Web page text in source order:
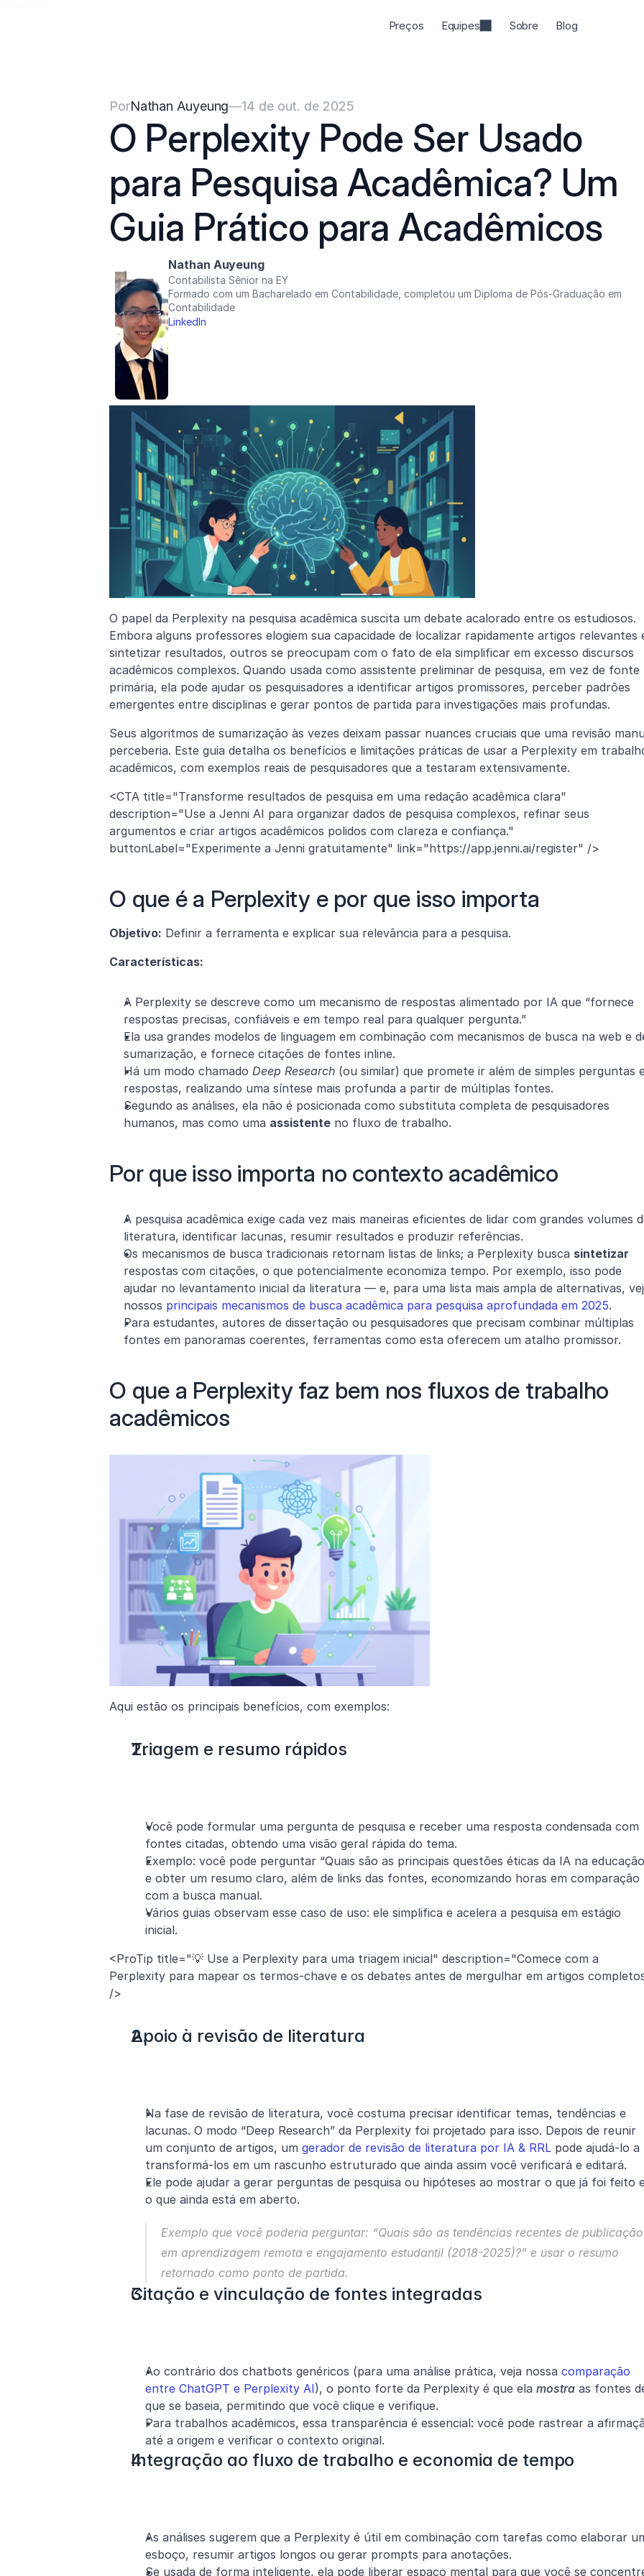
Preços Equipes Sobre Blog
PorNathan Auyeung—14 de out. de 2025
O Perplexity Pode Ser Usado
para Pesquisa Acadêmica? Um
Guia Prático para Acadêmicos
Nathan Auyeung
Contabilista Sênior na EY
Formado com um Bacharelado em Contabilidade, completou um Diploma de Pós-Graduação em
Contabilidade
LinkedIn
O papel da Perplexity na pesquisa acadêmica suscita um debate acalorado entre os estudiosos.
Embora alguns professores elogiem sua capacidade de localizar rapidamente artigos relevantes
sintetizar resultados, outros se preocupam com o fato de ela simplificar em excesso discursos
acadêmicos complexos. Quando usada como assistente preliminar de pesquisa, em vez de fonte
primária, ela pode ajudar os pesquisadores a identificar artigos promissores, perceber padrões
emergentes entre disciplinas e gerar pontos de partida para investigações mais profundas.
Seus algoritmos de sumarização às vezes deixam passar nuances cruciais que uma revisão
perceberia. Este guia detalha os benefícios e limitações práticas de usar a Perplexity em
acadêmicos, com exemplos reais de pesquisadores que a testaram extensivamente.
<CTA title="Transforme resultados de pesquisa em uma redação acadêmica clara"
description="Use a Jenni AI para organizar dados de pesquisa complexos, refinar seus
argumentos e criar artigos acadêmicos polidos com clareza e confiança."
buttonLabel="Experimente a Jenni gratuitamente" link="https://app.jenni.ai/register" />
O que é a Perplexity e por que isso importa
Objetivo: Definir a ferramenta e explicar sua relevância para a pesquisa.
Características:
A Perplexity se descreve como um mecanismo de respostas alimentado por IA que “fornece
respostas precisas, confiáveis e em tempo real para qualquer pergunta.”
Ela usa grandes modelos de linguagem em combinação com mecanismos de busca na web e
sumarização, e fornece citações de fontes inline.
Há um modo chamado Deep Research (ou similar) que promete ir além de simples perguntas
respostas, realizando uma síntese mais profunda a partir de múltiplas fontes.
Segundo as análises, ela não é posicionada como substituta completa de pesquisadores
humanos, mas como uma assistente no fluxo de trabalho.
Por que isso importa no contexto acadêmico
A pesquisa acadêmica exige cada vez mais maneiras eficientes de lidar com grandes volumes
literatura, identificar lacunas, resumir resultados e produzir referências.
Os mecanismos de busca tradicionais retornam listas de links; a Perplexity busca sintetizar
respostas com citações, o que potencialmente economiza tempo. Por exemplo, isso pode
ajudar no levantamento inicial da literatura — e, para uma lista mais ampla de alternativas,
nossos principais mecanismos de busca acadêmica para pesquisa aprofundada em 2025.
Para estudantes, autores de dissertação ou pesquisadores que precisam combinar múltiplas
fontes em panoramas coerentes, ferramentas como esta oferecem um atalho promissor.
O que a Perplexity faz bem nos fluxos de trabalho
acadêmicos
Aqui estão os principais benefícios, com exemplos:
Triagem e resumo rápidos
Você pode formular uma pergunta de pesquisa e receber uma resposta condensada com
fontes citadas, obtendo uma visão geral rápida do tema.
Exemplo: você pode perguntar “Quais são as principais questões éticas da IA na
e obter um resumo claro, além de links das fontes, economizando horas em comparação
com a busca manual.
Vários guias observam esse caso de uso: ele simplifica e acelera a pesquisa em estágio
inicial.
<ProTip title="💡 Use a Perplexity para uma triagem inicial" description="Comece com a
Perplexity para mapear os termos-chave e os debates antes de mergulhar em artigos
/>
Apoio à revisão de literatura
Na fase de revisão de literatura, você costuma precisar identificar temas, tendências e
lacunas. O modo “Deep Research” da Perplexity foi projetado para isso. Depois de reunir
um conjunto de artigos, um gerador de revisão de literatura por IA & RRL pode ajudá-lo a
transformá-los em um rascunho estruturado que ainda assim você verificará e editará.
Ele pode ajudar a gerar perguntas de pesquisa ou hipóteses ao mostrar o que já foi feito
o que ainda está em aberto.
Exemplo que você poderia perguntar: “Quais são as tendências recentes de publicação
em aprendizagem remota e engajamento estudantil (2018-2025)?” e usar o resumo
retornado como ponto de partida.
Citação e vinculação de fontes integradas
Ao contrário dos chatbots genéricos (para uma análise prática, veja nossa comparação
entre ChatGPT e Perplexity AI), o ponto forte da Perplexity é que ela mostra as fontes
que se baseia, permitindo que você clique e verifique.
Para trabalhos acadêmicos, essa transparência é essencial: você pode rastrear a
até a origem e verificar o contexto original.
Integração ao fluxo de trabalho e economia de tempo
As análises sugerem que a Perplexity é útil em combinação com tarefas como elaborar
esboço, resumir artigos longos ou gerar prompts para anotações.
Se usada de forma inteligente, ela pode liberar espaço mental para que você se